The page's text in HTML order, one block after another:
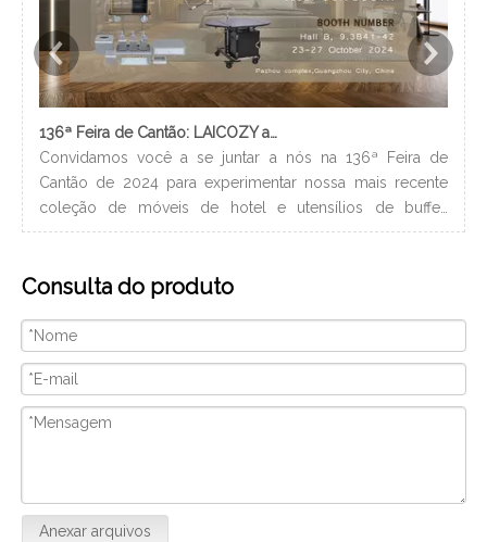
136ª Feira de Cantão: LAICOZY apresenta o futuro dos móveis para hotéis e utensílios de buffet
Convidamos você a se juntar a nós na 136ª Feira de
Cantão de 2024 para experimentar nossa mais recente
coleção de móveis de hotel e utensílios de buffet.
Estamos ansiosos para nos conectar com profissionais da
nossa paixão por artesanato de qualidade e design
Consulta do produto
Anexar arquivos